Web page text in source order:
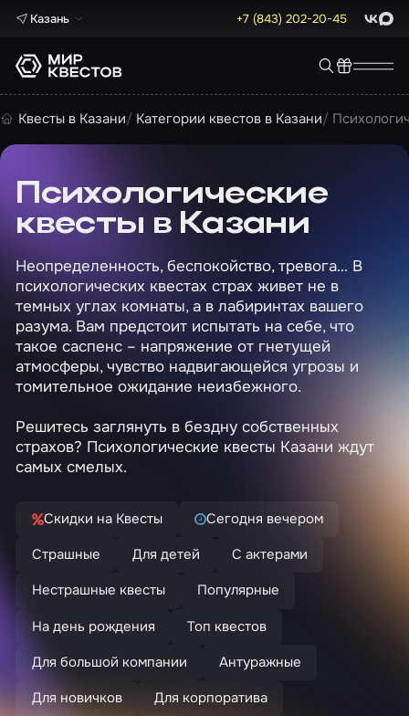
Казань +7 (843) 202-20-45 Max
Квесты в Казани Категории квестов в Казани
Психологические
квесты в Казани
Неопределенность, беспокойство, тревога… В
психологических квестах страх живет не в
темных углах комнаты, а в лабиринтах вашего
разума. Вам предстоит испытать на себе, что
такое саспенс – напряжение от гнетущей
атмосферы, чувство надвигающейся угрозы и
томительное ожидание неизбежного.
Решитесь заглянуть в бездну собственных
страхов? Психологические квесты Казани ждут
самых смелых.
Скидки на Квесты
Сегодня вечером
Страшные
Для детей
С актерами
Нестрашные квесты
Популярные
На день рождения
Топ квестов
Для большой компании
Антуражные
Для новичков
Для корпоратива